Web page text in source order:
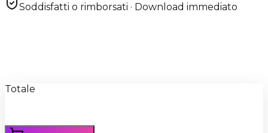
Soddisfatti o rimborsati · Download immediato
Totale